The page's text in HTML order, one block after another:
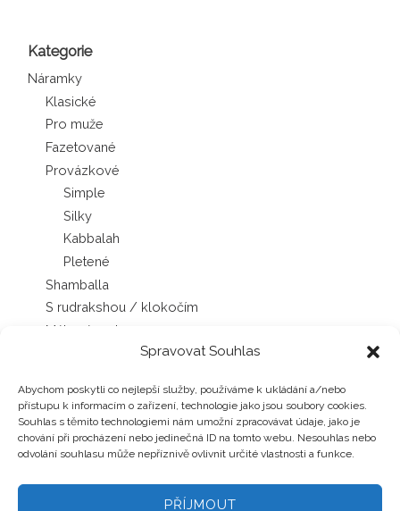
Spravovat Souhlas
Abychom poskytli co nejlepší služby, používáme k ukládání a/nebo
přístupu k informacím o zařízení, technologie jako jsou soubory cookies.
Souhlas s těmito technologiemi nám umožní zpracovávat údaje, jako je
chování při procházení nebo jedinečná ID na tomto webu. Nesouhlas nebo
odvolání souhlasu může nepříznivě ovlivnit určité vlastnosti a funkce.
PŘÍJMOUT
Kategorie
Náramky
Klasické
Pro muže
Fazetované
Provázkové
Simple
Silky
Kabbalah
Pletené
Shamballa
S rudrakshou / klokočím
Mála náramky
Japa Mála náhrdelníky
Chokery
Šňůrkové náhrdelníky